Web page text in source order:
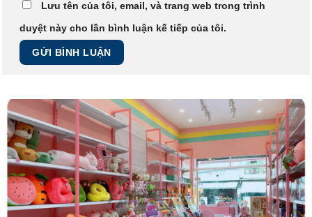
Lưu tên của tôi, email, và trang web trong trình
duyệt này cho lần bình luận kế tiếp của tôi.